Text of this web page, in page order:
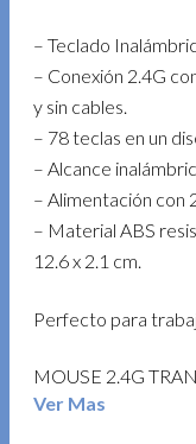
– Teclado
– Conexión 2.4G
y sin cables.
– 78 teclas en un
– Alcance
– Alimentación con
– Material ABS
12.6 x 2.1 cm.
Perfecto para
MOUSE 2.4G
Ver Mas